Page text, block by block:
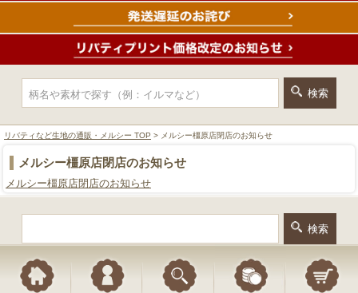
リバティなど生地の通販・メルシー TOP > メルシー橿原店閉店のお知らせ
メルシー橿原店閉店のお知らせ
メルシー橿原店閉店のお知らせ